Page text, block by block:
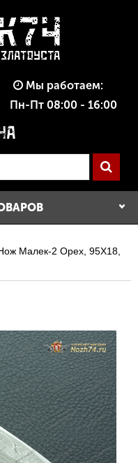
Мы работаем:
Пн-Пт 08:00 - 16:00
Малек-2 Орех, 95Х18,